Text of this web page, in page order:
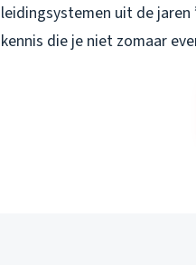
leidingsystemen uit de
kennis die je niet zomaar